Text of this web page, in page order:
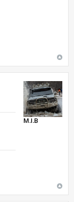
M.I.B